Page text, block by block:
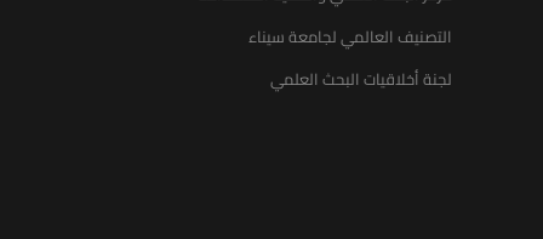
التصنيف العالمي لجامعة سيناء
لجنة أخلاقيات البحث العلمي